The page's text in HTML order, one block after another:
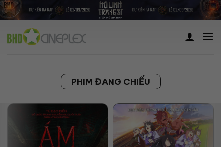
Skip
to
content
PHIM ĐANG CHIẾU